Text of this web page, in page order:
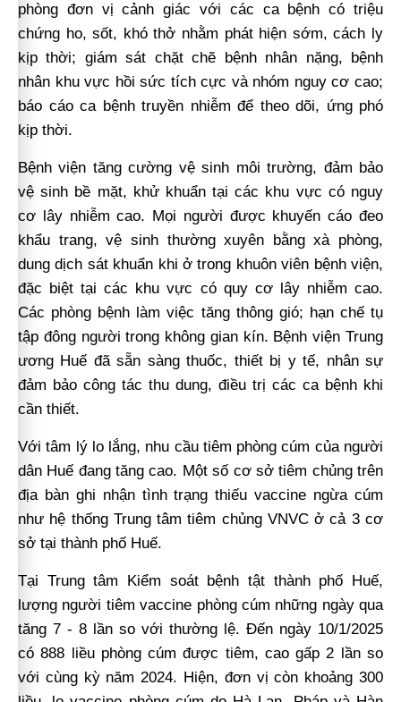
phòng đơn vị cảnh giác với các ca bệnh có triệu
chứng ho, sốt, khó thở nhằm phát hiện sớm, cách ly
kịp thời; giám sát chặt chẽ bệnh nhân nặng, bệnh
nhân khu vực hồi sức tích cực và nhóm nguy cơ cao;
báo cáo ca bệnh truyền nhiễm để theo dõi, ứng phó
kịp thời.
Bệnh viện tăng cường vệ sinh môi trường, đảm bảo
vệ sinh bề mặt, khử khuẩn tại các khu vực có nguy
cơ lây nhiễm cao. Mọi người được khuyến cáo đeo
khẩu trang, vệ sinh thường xuyên bằng xà phòng,
dung dịch sát khuẩn khi ở trong khuôn viên bệnh viện,
đặc biệt tại các khu vực có quy cơ lây nhiễm cao.
Các phòng bệnh làm việc tăng thông gió; hạn chế tụ
tập đông người trong không gian kín. Bệnh viện Trung
ương Huế đã sẵn sàng thuốc, thiết bị y tế, nhân sự
đảm bảo công tác thu dung, điều trị các ca bệnh khi
cần thiết.
Với tâm lý lo lắng, nhu cầu tiêm phòng cúm của người
dân Huế đang tăng cao. Một số cơ sở tiêm chủng trên
địa bàn ghi nhận tình trạng thiếu vaccine ngừa cúm
như hệ thống Trung tâm tiêm chủng VNVC ở cả 3 cơ
sở tại thành phố Huế.
Tại Trung tâm Kiểm soát bệnh tật thành phố Huế,
lượng người tiêm vaccine phòng cúm những ngày qua
tăng 7 - 8 lần so với thường lệ. Đến ngày 10/1/2025
có 888 liều phòng cúm được tiêm, cao gấp 2 lần so
với cùng kỳ năm 2024. Hiện, đơn vị còn khoảng 300